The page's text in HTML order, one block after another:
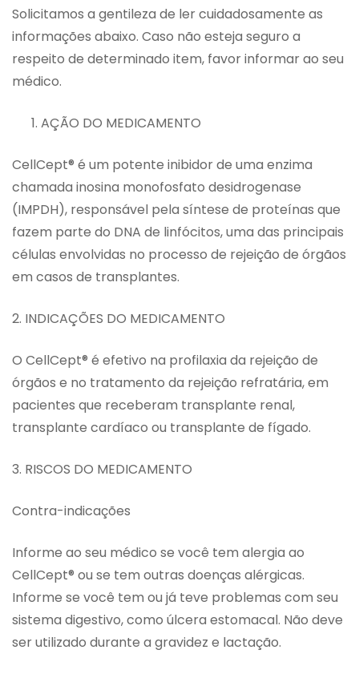
Solicitamos a gentileza de ler cuidadosamente as
informações abaixo. Caso não esteja seguro a
respeito de determinado item, favor informar ao seu
médico.
1. AÇÃO DO MEDICAMENTO
CellCept® é um potente inibidor de uma enzima
chamada inosina monofosfato desidrogenase
(IMPDH), responsável pela síntese de proteínas que
fazem parte do DNA de linfócitos, uma das principais
células envolvidas no processo de rejeição de órgãos
em casos de transplantes.
2. INDICAÇÕES DO MEDICAMENTO
O CellCept® é efetivo na profilaxia da rejeição de
órgãos e no tratamento da rejeição refratária, em
pacientes que receberam transplante renal,
transplante cardíaco ou transplante de fígado.
3. RISCOS DO MEDICAMENTO
Contra-indicações
Informe ao seu médico se você tem alergia ao
CellCept® ou se tem outras doenças alérgicas.
Informe se você tem ou já teve problemas com seu
sistema digestivo, como úlcera estomacal. Não deve
ser utilizado durante a gravidez e lactação.